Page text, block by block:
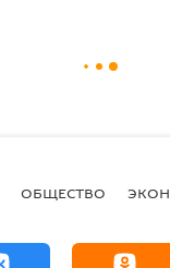
ОБЩЕСТВО